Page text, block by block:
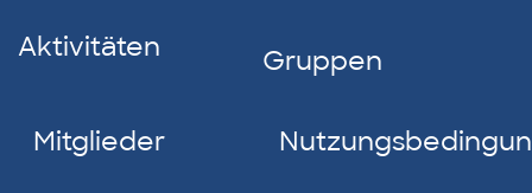
Aktivitäten
Gruppen
Mitglieder